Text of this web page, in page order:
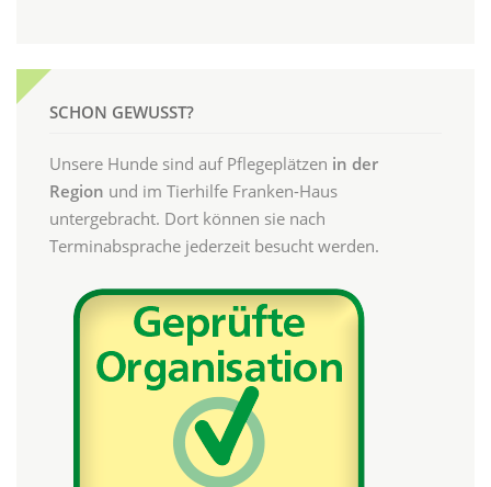
SCHON GEWUSST?
Unsere Hunde sind auf Pflegeplätzen in der
Region und im Tierhilfe Franken-Haus
untergebracht. Dort können sie nach
Terminabsprache jederzeit besucht werden.